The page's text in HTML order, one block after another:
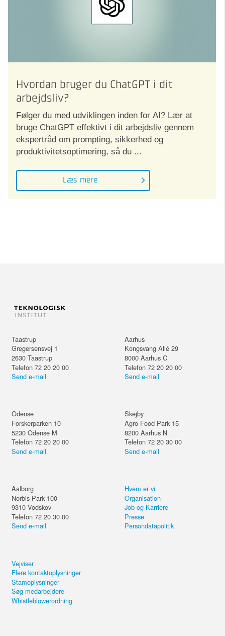
Hvordan bruger du ChatGPT i dit
arbejdsliv?
Følger du med udviklingen inden for AI? Lær at
bruge ChatGPT effektivt i dit arbejdsliv gennem
ekspertråd om prompting, sikkerhed og
produktivitetsoptimering, så du ...
Læs mere
Taastrup
Gregersensvej 1
2630 Taastrup
Telefon 72 20 20 00
Send e-mail
Aarhus
Kongsvang Allé 29
8000 Aarhus C
Telefon 72 20 20 00
Send e-mail
Odense
Forskerparken 10
5230 Odense M
Telefon 72 20 20 00
Send e-mail
Skejby
Agro Food Park 15
8200 Aarhus N
Telefon 72 20 30 00
Send e-mail
Aalborg
Norbis Park 100
9310 Vodskov
Telefon 72 20 30 00
Send e-mail
Hvem er vi
Organisation
Job og Karriere
Presse
Persondatapolitik
Vejviser
Flere kontaktoplysninger
Stamoplysninger
Søg medarbejdere
Whistleblowerordning